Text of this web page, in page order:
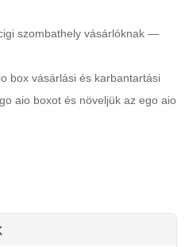
szombathely vásárlóknak —
box vásárlási és karbantartási
aio boxot és növeljük az ego aio